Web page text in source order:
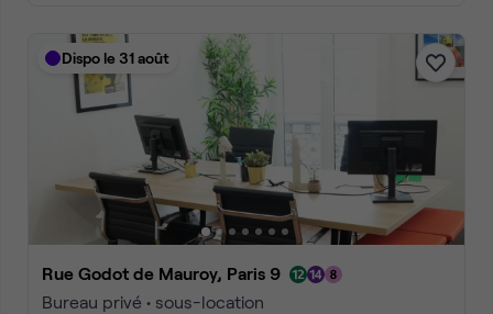
Dispo le 31 août
Rue Godot de Mauroy, Paris 9
Bureau privé • sous-location